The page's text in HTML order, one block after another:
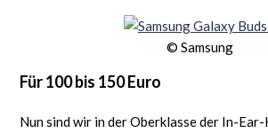
© Samsung
Für 100 bis 150 Euro
Nun sind wir in der Oberklasse der In-